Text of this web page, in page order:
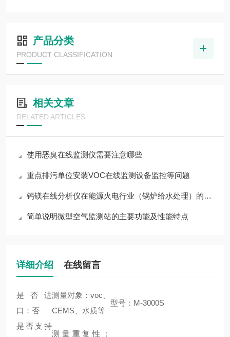
产品分类
PRODUCT CLASSIFICATION
相关文章
RELATED ARTICLES
使用恶臭在线监测仪需要注意哪些
重点排污单位安装VOC在线监测设备监控等问题
钙镁在线分析仪在能源火电行业（锅炉给水处理）的作用
简单说明微型空气监测站的主要功能及性能特点
详细介绍 在线留言
是否进
口：否
测量对象：voc、
CEMS、水质等
型号：M-3000S
是否支持
测量重复性：